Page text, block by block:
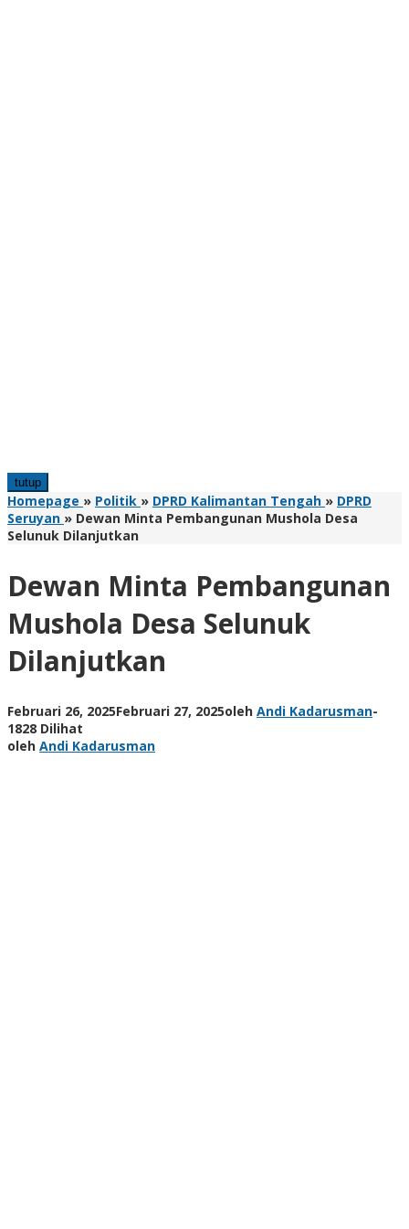
tutup
Homepage » Politik » DPRD Kalimantan Tengah » DPRD
Seruyan » Dewan Minta Pembangunan Mushola Desa
Selunuk Dilanjutkan
Dewan Minta Pembangunan
Mushola Desa Selunuk
Dilanjutkan
Februari 26, 2025Februari 27, 2025oleh Andi Kadarusman-
1828 Dilihat
oleh Andi Kadarusman